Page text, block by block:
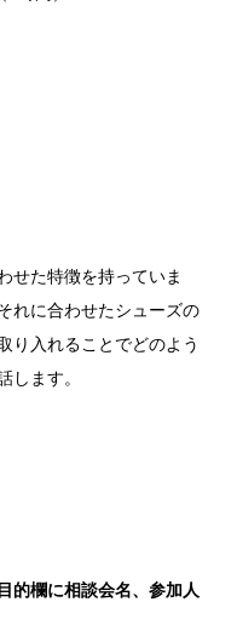
せた特徴を持っていま
れに合わせたシューズの
り入れることでどのよう
ます。
的欄に相談会名、参加人